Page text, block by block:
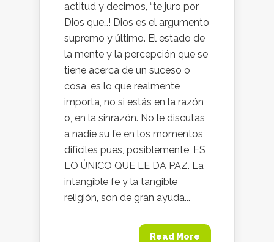
actitud y decimos, “te juro por
Dios que…! Dios es el argumento
supremo y último. El estado de
la mente y la percepción que se
tiene acerca de un suceso o
cosa, es lo que realmente
importa, no si estás en la razón
o, en la sinrazón. No le discutas
a nadie su fe en los momentos
difíciles pues, posiblemente, ES
LO ÚNICO QUE LE DA PAZ. La
intangible fe y la tangible
religión, son de gran ayuda...
Read More